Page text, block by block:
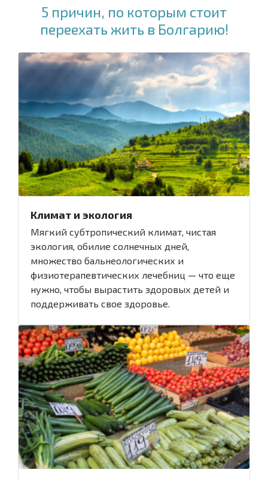
5 причин, по которым стоит
переехать жить в Болгарию!
Климат и экология
Мягкий субтропический климат, чистая
экология, обилие солнечных дней,
множество бальнеологических и
физиотерапевтических лечебниц — что еще
нужно, чтобы вырастить здоровых детей и
поддерживать свое здоровье.